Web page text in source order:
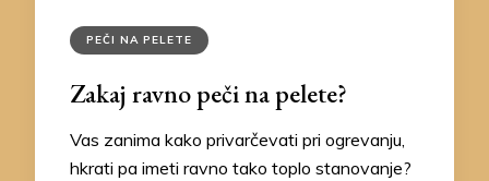
PEČI NA PELETE
Zakaj ravno peči na pelete?
Vas zanima kako privarčevati pri ogrevanju,
hkrati pa imeti ravno tako toplo stanovanje?